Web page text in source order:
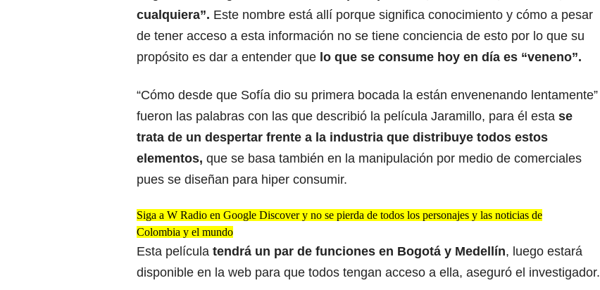
cualquiera”. Este nombre está allí porque significa conocimiento y cómo a pesar
de tener acceso a esta información no se tiene conciencia de esto por lo que su
propósito es dar a entender que lo que se consume hoy en día es “veneno”.
“Cómo desde que Sofía dio su primera bocada la están envenenando lentamente”
fueron las palabras con las que describió la película Jaramillo, para él esta se
trata de un despertar frente a la industria que distribuye todos estos
elementos, que se basa también en la manipulación por medio de comerciales
pues se diseñan para hiper consumir.
Siga a W Radio en Google Discover y no se pierda de todos los personajes y las noticias de
Colombia y el mundo
Esta película tendrá un par de funciones en Bogotá y Medellín, luego estará
disponible en la web para que todos tengan acceso a ella, aseguró el investigador.